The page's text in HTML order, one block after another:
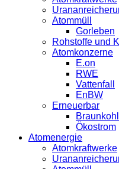
Atommüll
Gorleben
Rohstoffe und
Atomkonzerne
E.on
RWE
Vattenfall
EnBW
Erneuerbar
Ökostrom
Atomenergie
Atomkraftwerke